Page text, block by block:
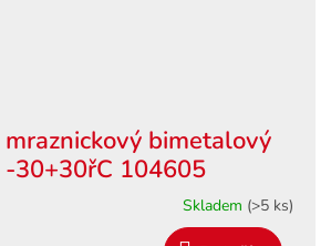
bimetalový
30+30řC 104605
Skladem (>5 ks)